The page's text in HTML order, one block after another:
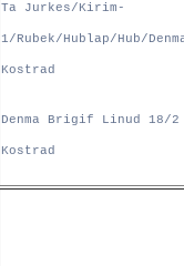
Ta Jurkes/Kirim-
1/Rubek/Hublap/Hub/
Kostrad
Denma Brigif Linud 18/2
Kostrad